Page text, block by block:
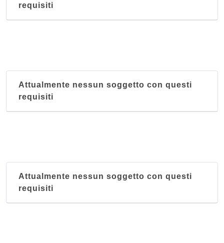
requisiti
Attualmente nessun soggetto con questi
requisiti
Attualmente nessun soggetto con questi
requisiti